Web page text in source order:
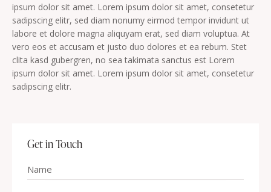
ipsum dolor sit amet. Lorem ipsum dolor sit amet, consetetur
sadipscing elitr, sed diam nonumy eirmod tempor invidunt ut
labore et dolore magna aliquyam erat, sed diam voluptua. At
vero eos et accusam et justo duo dolores et ea rebum. Stet
clita kasd gubergren, no sea takimata sanctus est Lorem
ipsum dolor sit amet. Lorem ipsum dolor sit amet, consetetur
sadipscing elitr.
Get in Touch